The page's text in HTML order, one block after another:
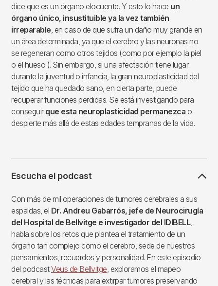
dice que es un órgano elocuente. Y esto lo hace un
órgano único, insustituible ya la vez también
irreparable , en caso de que sufra un daño muy grande en
un área determinada, ya que el cerebro y las neuronas no
se regeneran como otros tejidos (como por ejemplo la piel
o el hueso ). Sin embargo, si una afectación tiene lugar
durante la juventud o infancia, la gran neuroplasticidad del
tejido que ha quedado sano, en cierta parte, puede
recuperar funciones perdidas. Se está investigando para
conseguir que esta neuroplasticidad permanezca o
despierte más allá de estas edades tempranas de la vida.
Escucha el podcast
Con más de mil operaciones de tumores cerebrales a sus
espaldas, el Dr. Andreu Gabarrós, jefe de Neurocirugía
del Hospital de Bellvitge e investigador del IDIBELL,
habla sobre los retos que plantea el tratamiento de un
órgano tan complejo como el cerebro, sede de nuestros
pensamientos, recuerdos y personalidad. En este episodio
del podcastVeus de Bellvitge , exploramos el mapeo
cerebral y las técnicas para extirpar tumores preservando